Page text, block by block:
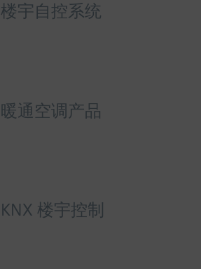
楼宇自控系统
暖通空调产品
KNX 楼宇控制